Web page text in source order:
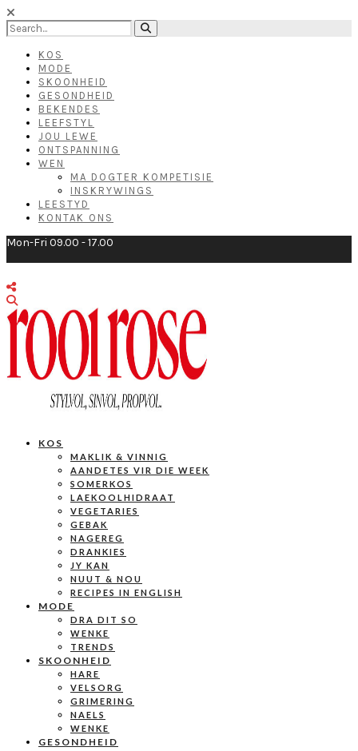
KOS
MODE
SKOONHEID
GESONDHEID
BEKENDES
LEEFSTYL
JOU LEWE
ONTSPANNING
WEN
MA DOGTER KOMPETISIE
INSKRYWINGS
LEESTYD
KONTAK ONS
Mon-Fri 09.00 - 17.00
KOS
MAKLIK & VINNIG
AANDETES VIR DIE WEEK
SOMERKOS
LAEKOOLHIDRAAT
VEGETARIES
GEBAK
NAGEREG
DRANKIES
JY KAN
NUUT & NOU
RECIPES IN ENGLISH
MODE
DRA DIT SO
WENKE
TRENDS
SKOONHEID
HARE
VELSORG
GRIMERING
NAELS
WENKE
GESONDHEID